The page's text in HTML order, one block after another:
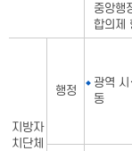
중앙행
합의제
지방자
치단체
행정
광역 시
동